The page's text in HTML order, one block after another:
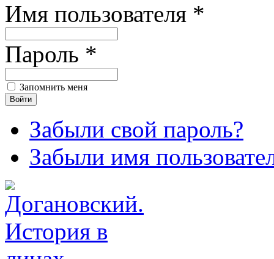
Имя пользователя *
Пароль *
Запомнить меня
Забыли свой пароль?
Забыли имя